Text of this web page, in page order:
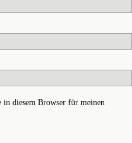
diesem Browser für meinen